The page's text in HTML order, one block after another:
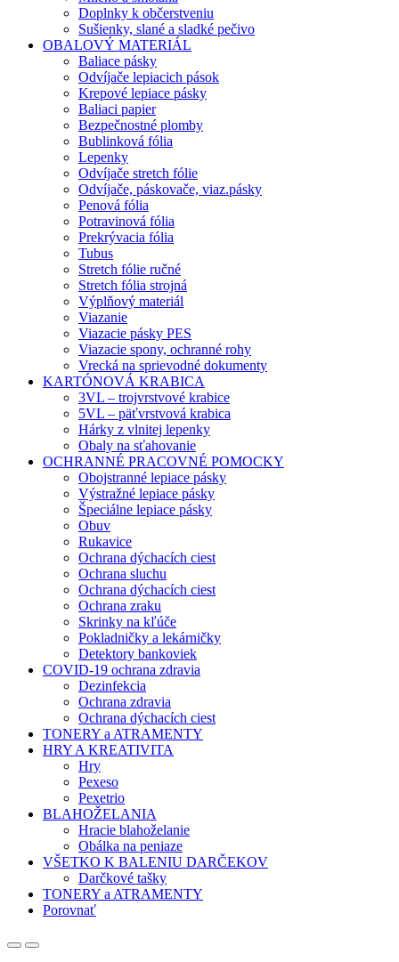
Doplnky k občerstveniu
Sušienky, slané a sladké pečivo
OBALOVÝ MATERIÁL
Baliace pásky
Odvíjače lepiacich pások
Krepové lepiace pásky
Baliaci papier
Bezpečnostné plomby
Bublinková fólia
Lepenky
Odvíjače stretch fólie
Odvíjače, páskovače, viaz.pásky
Penová fólia
Potravinová fólia
Prekrývacia fólia
Tubus
Stretch fólie ručné
Stretch fólia strojná
Výplňový materiál
Viazanie
Viazacie pásky PES
Viazacie spony, ochranné rohy
Vrecká na sprievodné dokumenty
KARTÓNOVÁ KRABICA
3VL – trojvrstvové krabice
5VL – päťvrstvová krabica
Hárky z vlnitej lepenky
Obaly na sťahovanie
OCHRANNÉ PRACOVNÉ POMOCKY
Obojstranné lepiace pásky
Výstražné lepiace pásky
Špeciálne lepiace pásky
Obuv
Rukavice
Ochrana dýchacích ciest
Ochrana sluchu
Ochrana dýchacích ciest
Ochrana zraku
Skrinky na kľúče
Pokladničky a lekárničky
Detektory bankoviek
COVID-19 ochrana zdravia
Dezinfekcia
Ochrana zdravia
Ochrana dýchacích ciest
TONERY a ATRAMENTY
HRY A KREATIVITA
Hry
Pexeso
Pexetrio
BLAHOŽELANIA
Hracie blahoželanie
Obálka na peniaze
VŠETKO K BALENIU DARČEKOV
Darčkové tašky
TONERY a ATRAMENTY
Porovnať
OpenClose